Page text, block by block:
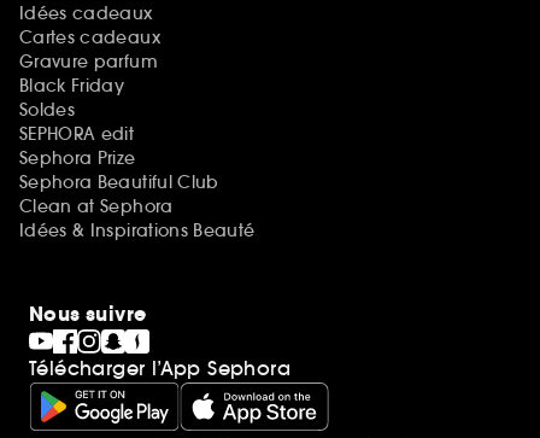
Idées cadeaux
Cartes cadeaux
Gravure parfum
Black Friday
Soldes
SEPHORA edit
Sephora Prize
Sephora Beautiful Club
Clean at Sephora
Idées & Inspirations Beauté
Nous suivre
Télécharger l’App Sephora